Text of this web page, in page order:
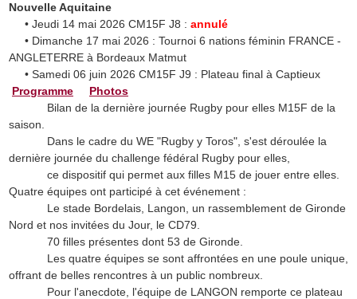
Nouvelle Aquitaine
• Jeudi 14 mai 2026 CM15F J8 : annulé
• Dimanche 17 mai 2026 : Tournoi 6 nations féminin FRANCE -
ANGLETERRE à Bordeaux Matmut
• Samedi 06 juin 2026 CM15F J9 : Plateau final à Captieux
Programme
Photos
Bilan de la dernière journée Rugby pour elles M15F de la
saison.
Dans le cadre du WE "Rugby y Toros", s'est déroulée la
dernière journée du challenge fédéral Rugby pour elles,
ce dispositif qui permet aux filles M15 de jouer entre elles.
Quatre équipes ont participé à cet événement :
Le stade Bordelais, Langon, un rassemblement de Gironde
Nord et nos invitées du Jour, le CD79.
70 filles présentes dont 53 de Gironde.
Les quatre équipes se sont affrontées en une poule unique,
offrant de belles rencontres à un public nombreux.
Pour l'anecdote, l'équipe de LANGON remporte ce plateau